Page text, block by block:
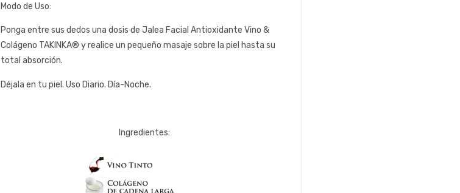
Modo de Uso:
Ponga entre sus dedos una dosis de Jalea Facial Antioxidante Vino &
Colágeno TAKINKA® y realice un pequeño masaje sobre la piel hasta su
total absorción.
Déjala en tu piel. Uso Diario. Día-Noche.
Ingredientes: